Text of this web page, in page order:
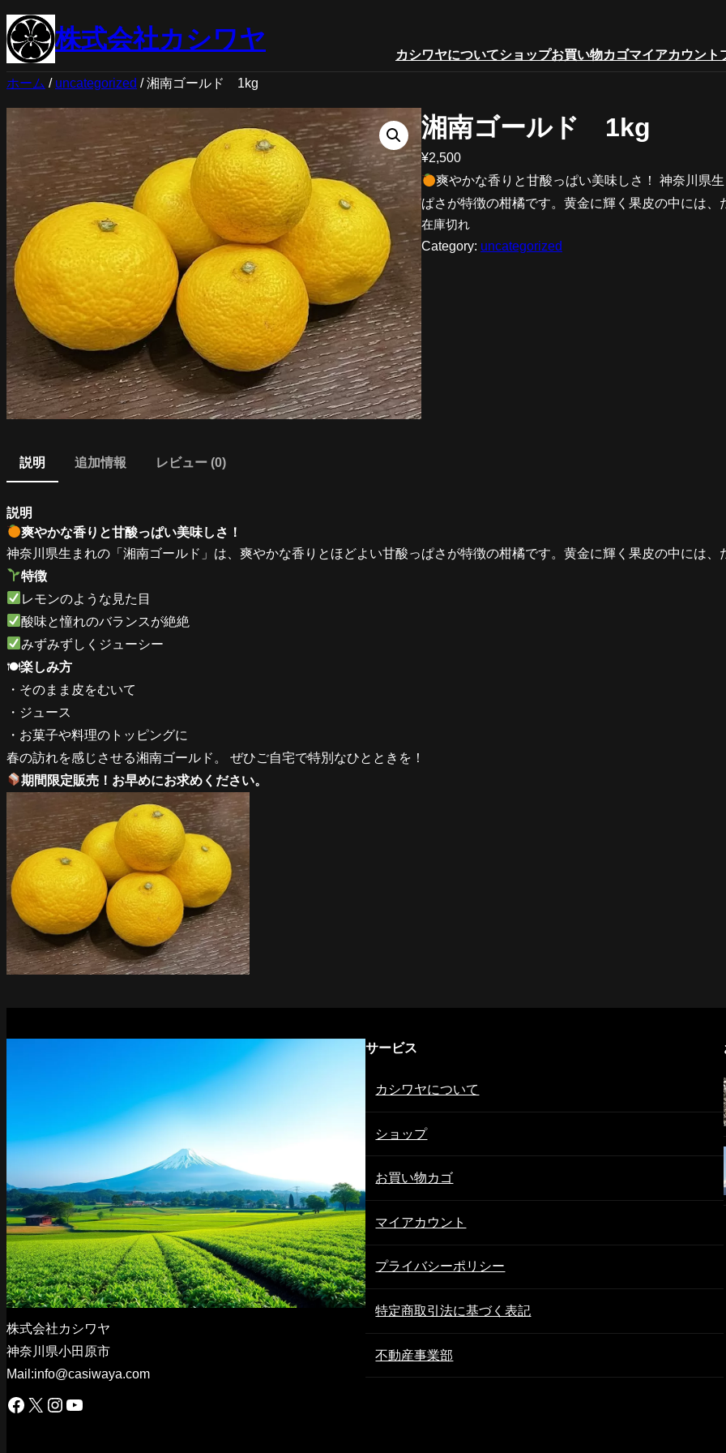
内
容
を
ス
キ
株式会社カシワヤ
カシワヤについてショップお買い物カゴマイアカウント
ホーム / uncategorized / 湘南ゴールド 1kg
湘南ゴールド 1kg
¥2,500
爽やかな香りと甘酸っぱい美味しさ！ 神奈川県
ぱさが特徴の柑橘です。黄金に輝く果皮の中には
在庫切れ
Category: uncategorized
説明 追加情報 レビュー (0)
説明
爽やかな香りと甘酸っぱい美味しさ！
神奈川県生まれの「湘南ゴールド」は、爽やかな香りとほどよい甘酸っぱさが特徴の柑橘です。黄金に輝く果皮の中には
特徴
レモンのような見た目
酸味と憧れのバランスが絶絶
みずみずしくジューシー
🍽楽しみ方
・そのまま皮をむいて
・ジュース
・お菓子や料理のトッピングに
春の訪れを感じさせる湘南ゴールド。 ぜひご自宅で特別なひとときを！
期間限定販売！お早めにお求めください。
株式会社カシワヤ
神奈川県小田原市
Mail:info@casiwaya.com
Facebook X Instagram YouTube
サービス
カシワヤについて
ショップ
お買い物カゴ
マイアカウント
プライバシーポリシー
特定商取引法に基づく表記
不動産事業部